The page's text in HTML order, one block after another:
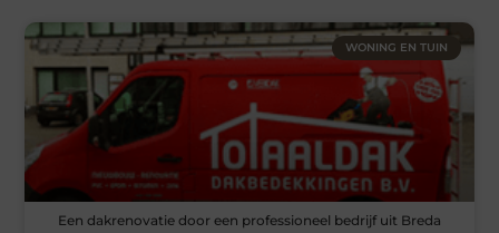
WONING EN TUIN
Een dakrenovatie door een professioneel bedrijf uit Breda